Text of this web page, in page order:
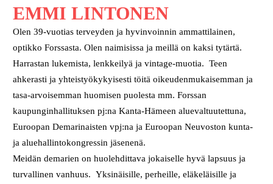
EMMI LINTONEN
Olen 39-vuotias terveyden ja hyvinvoinnin ammattilainen,
optikko Forssasta. Olen naimisissa ja meillä on kaksi tytärtä.
Harrastan lukemista, lenkkeilyä ja vintage-muotia. Teen
ahkerasti ja yhteistyökykyisesti töitä oikeudenmukaisemman ja
tasa-arvoisemman huomisen puolesta mm. Forssan
kaupunginhallituksen pj:na Kanta-Hämeen aluevaltuutettuna,
Euroopan Demarinaisten vpj:na ja Euroopan Neuvoston kunta-
ja aluehallintokongressin jäsenenä.
Meidän demarien on huolehdittava jokaiselle hyvä lapsuus ja
turvallinen vanhuus. Yksinäisille, perheille, eläkeläisille ja